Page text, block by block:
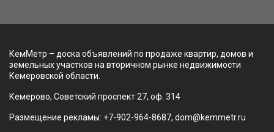
КемМетр – доска объявлений по продаже квартир, домов и
земельных участков на вторичном рынке недвижимости
Кемеровской области.
Кемерово, Советский проспект 27, оф. 314
Размещение рекламы: +7-902-964-8687, dom@kemmetr.ru